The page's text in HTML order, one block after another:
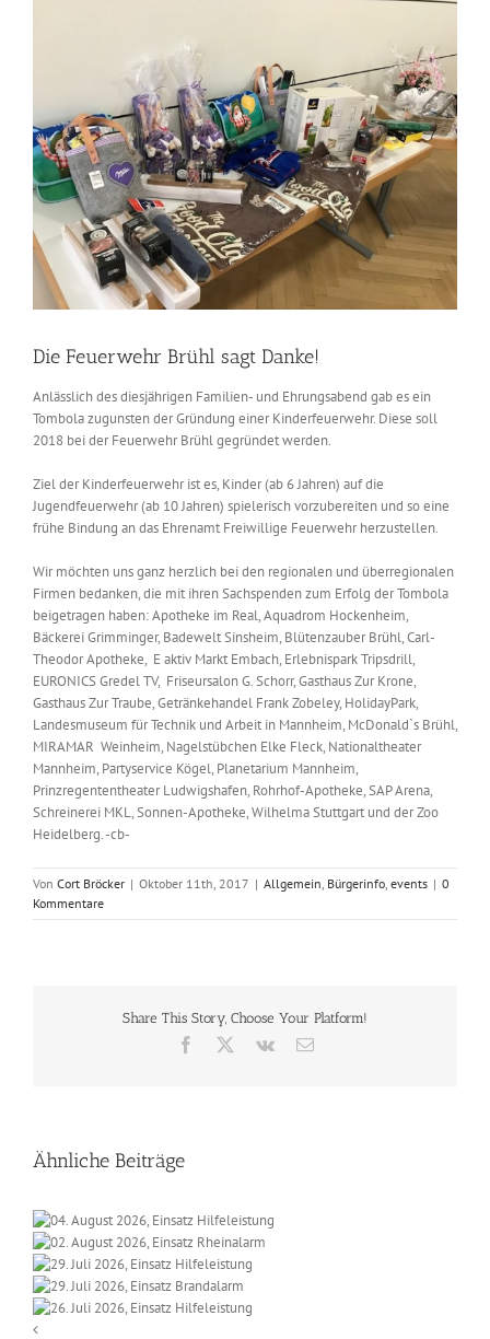
Die Feuerwehr Brühl sagt Danke!
Anlässlich des diesjährigen Familien- und Ehrungsabend gab es ein
Tombola zugunsten der Gründung einer Kinderfeuerwehr. Diese soll
2018 bei der Feuerwehr Brühl gegründet werden.
Ziel der Kinderfeuerwehr ist es, Kinder (ab 6 Jahren) auf die
Jugendfeuerwehr (ab 10 Jahren) spielerisch vorzubereiten und so eine
frühe Bindung an das Ehrenamt Freiwillige Feuerwehr herzustellen.
Wir möchten uns ganz herzlich bei den regionalen und überregionalen
Firmen bedanken, die mit ihren Sachspenden zum Erfolg der Tombola
beigetragen haben: Apotheke im Real, Aquadrom Hockenheim,
Bäckerei Grimminger, Badewelt Sinsheim, Blütenzauber Brühl, Carl-
Theodor Apotheke, E aktiv Markt Embach, Erlebnispark Tripsdrill,
EURONICS Gredel TV, Friseursalon G. Schorr, Gasthaus Zur Krone,
Gasthaus Zur Traube, Getränkehandel Frank Zobeley, HolidayPark,
Landesmuseum für Technik und Arbeit in Mannheim, McDonald`s Brühl,
MIRAMAR Weinheim, Nagelstübchen Elke Fleck, Nationaltheater
Mannheim, Partyservice Kögel, Planetarium Mannheim,
Prinzregententheater Ludwigshafen, Rohrhof-Apotheke, SAP Arena,
Schreinerei MKL, Sonnen-Apotheke, Wilhelma Stuttgart und der Zoo
Heidelberg. -cb-
Von Cort Bröcker | Oktober 11th, 2017 | Allgemein Bürgerinfo events | 0
Kommentare
Share This Story, Choose Your Platform!
Facebook Vk
E-
Ähnliche Beiträge